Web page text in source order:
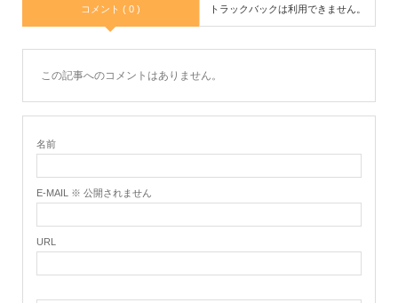
コメント ( 0 ) トラックバックは利用できません。
この記事へのコメントはありません。
名前
E-MAIL ※ 公開されません
URL